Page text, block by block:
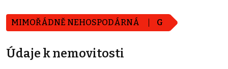
MIMOŘÁDNĚ NEHOSPODÁRNÁ G
Údaje k nemovitosti